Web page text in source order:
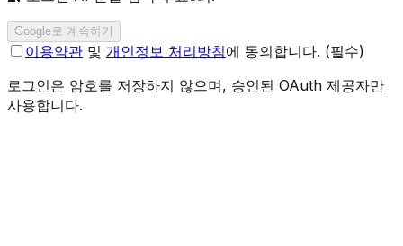
Google로 계속하기
이용약관 및 개인정보 처리방침에 동의합니다. (필수)
로그인은 암호를 저장하지 않으며, 승인된 OAuth 제공자만
사용합니다.